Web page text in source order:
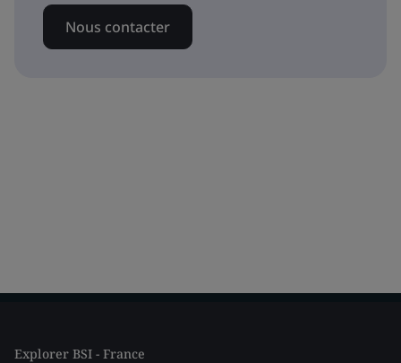
Nous contacter
Explorer BSI - France